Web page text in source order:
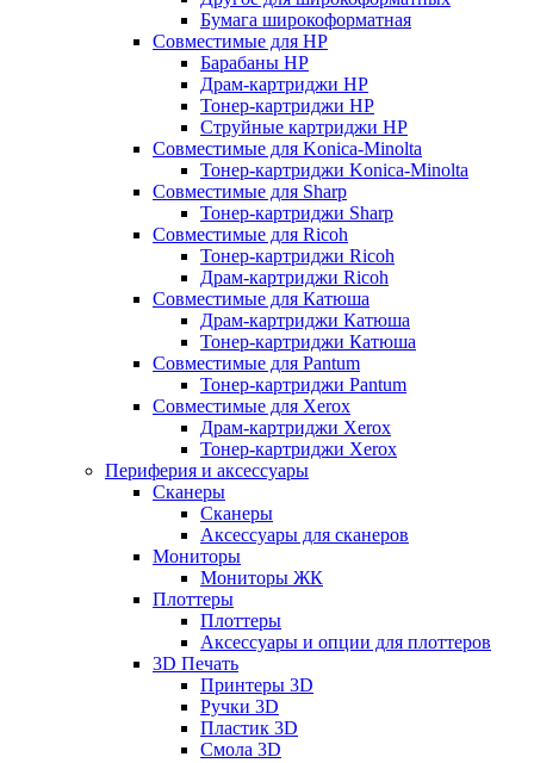
Бумага широкоформатная
Совместимые для HP
Барабаны HP
Драм-картриджи HP
Тонер-картриджи HP
Струйные картриджи HP
Совместимые для Konica-Minolta
Тонер-картриджи Konica-Minolta
Совместимые для Sharp
Тонер-картриджи Sharp
Совместимые для Ricoh
Тонер-картриджи Ricoh
Драм-картриджи Ricoh
Совместимые для Катюша
Драм-картриджи Катюша
Тонер-картриджи Катюша
Совместимые для Pantum
Тонер-картриджи Pantum
Совместимые для Xerox
Драм-картриджи Xerox
Тонер-картриджи Xerox
Периферия и аксессуары
Сканеры
Сканеры
Аксессуары для сканеров
Мониторы
Мониторы ЖК
Плоттеры
Плоттеры
Аксессуары и опции для плоттеров
3D Печать
Принтеры 3D
Ручки 3D
Пластик 3D
Смола 3D